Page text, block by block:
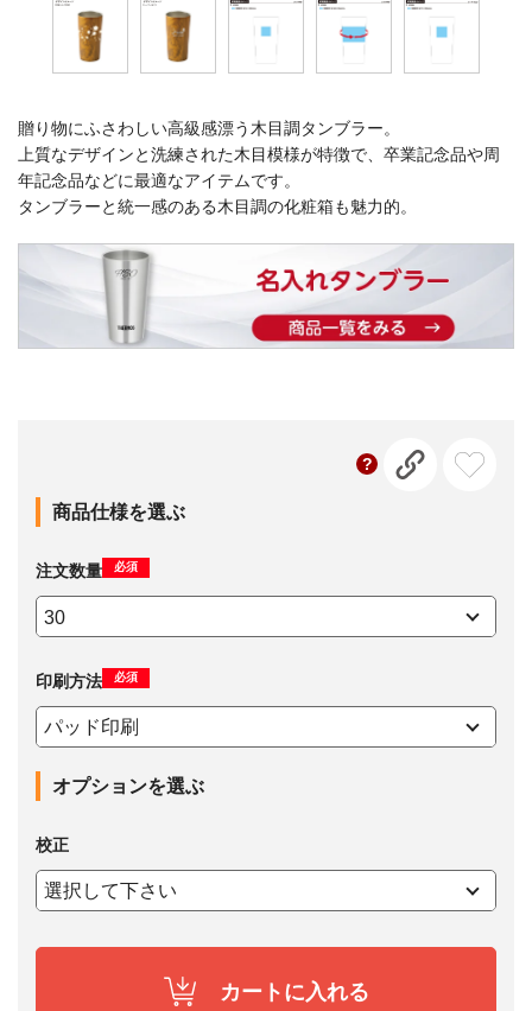
贈り物にふさわしい高級感漂う木目調タンブラー。
上質なデザインと洗練された木目模様が特徴で、卒業記念品や周
年記念品などに最適なアイテムです。
タンブラーと統一感のある木目調の化粧箱も魅力的。
商品仕様を選ぶ
注文数量 必須
印刷方法 必須
オプションを選ぶ
校正
カートに入れる